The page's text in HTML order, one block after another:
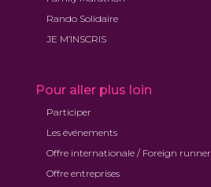
Rando Solidaire
JE M’INSCRIS
Pour aller plus loin
Participer
Les événements
Offre internationale / Foreign runner
Offre entreprises